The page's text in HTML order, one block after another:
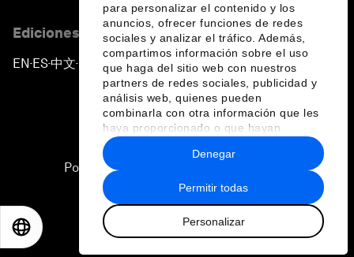
para personalizar el contenido y los
anuncios, ofrecer funciones de redes
sociales y analizar el tráfico. Además,
compartimos información sobre el uso
que haga del sitio web con nuestros
partners de redes sociales, publicidad y
análisis web, quienes pueden
combinarla con otra información que les
haya proporcionado o que hayan
recopilado a partir del uso que haya
hecho de sus servicios.
Permitir todas
Personalizar
Denegar
Ediciones en otros idiomas
EN ▪ES▪中文▪ 日本語
Política de privacidad y normas de uso
Sitemap
2026 Foro Económico Mundial